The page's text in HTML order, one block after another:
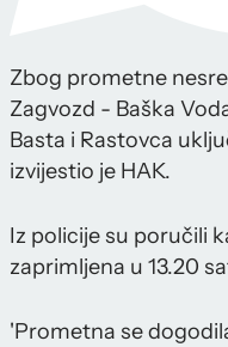
Zbog prometne
Zagvozd - Baška
Basta i Rastovca
izvijestio je HAK.
Iz policije su poručili
zaprimljena u 13.20
'Prometna se